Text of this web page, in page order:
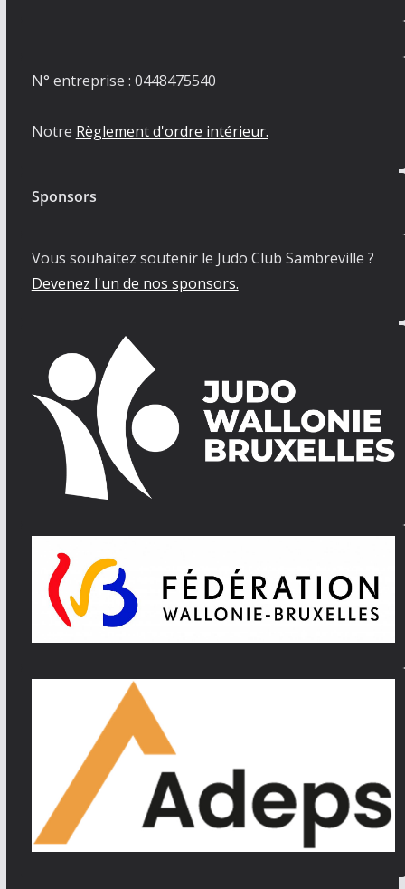
N° entreprise : 0448475540
Notre Règlement d'ordre intérieur.
Sponsors
Vous souhaitez soutenir le Judo Club Sambreville ?
Devenez l'un de nos sponsors.